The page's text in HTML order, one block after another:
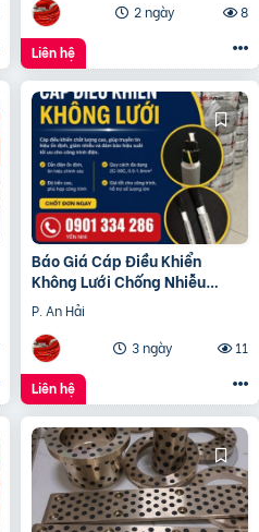
2 ngày
8
Liên hệ
Báo Giá Cáp Điều Khiển
Không Lưới Chống Nhiễu
ALTEK KABEL | Đồng Nguyên
Chất 100%
P. An Hải
3 ngày
11
Liên hệ